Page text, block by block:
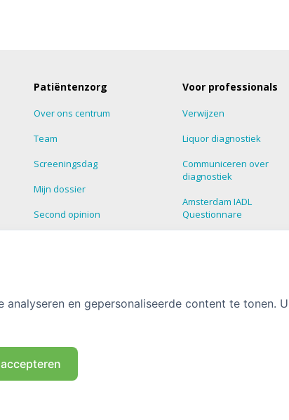
Patiëntenzorg
Over ons centrum
Team
Screeningsdag
Mijn dossier
Second opinion
Voor professionals
Verwijzen
Liquor diagnostiek
Communiceren over
diagnostiek
Amsterdam IADL
Questionnare
en gepersonaliseerde content te tonen.